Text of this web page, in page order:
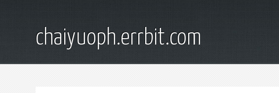
chaiyuoph.errbit.com